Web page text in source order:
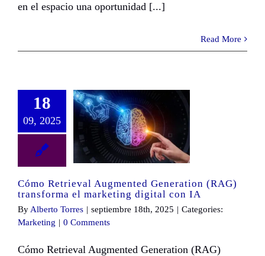
en el espacio una oportunidad [...]
Read More
18
09, 2025
Cómo Retrieval Augmented Generation (RAG)
transforma el marketing digital con IA
By Alberto Torres | septiembre 18th, 2025 | Categories:
Marketing | 0 Comments
Cómo Retrieval Augmented Generation (RAG)